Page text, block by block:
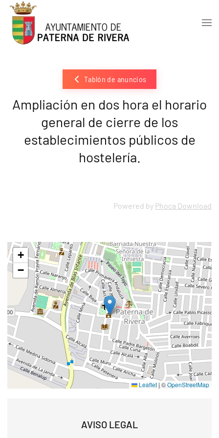
Skip to main content
Tablón de anuncios
Ampliación en dos hora el horario
general de cierre de los
establecimientos públicos de
hostelería.
Powered by Phoca Download
+
−
Leaflet |©OpenStreetMap
AVISO LEGAL